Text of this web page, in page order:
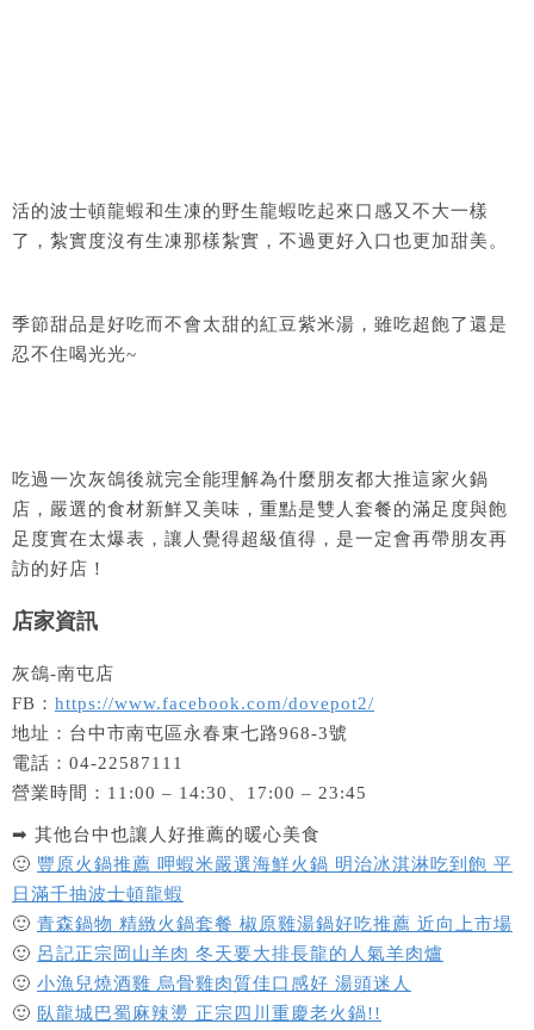
活的波士頓龍蝦和生凍的野生龍蝦吃起來口感又不大一樣
了，紮實度沒有生凍那樣紮實，不過更好入口也更加甜美。
季節甜品是好吃而不會太甜的紅豆紫米湯，雖吃超飽了還是
忍不住喝光光~
吃過一次灰鴿後就完全能理解為什麼朋友都大推這家火鍋
店，嚴選的食材新鮮又美味，重點是雙人套餐的滿足度與飽
足度實在太爆表，讓人覺得超級值得，是一定會再帶朋友再
訪的好店！
店家資訊
灰鴿-南屯店
FB： https://www.facebook.com/dovepot2/
地址：台中市南屯區永春東七路968-3號
電話：04-22587111
營業時間：11:00 – 14:30、17:00 – 23:45
➡ 其他台中也讓人好推薦的暖心美食
🙂 豐原火鍋推薦 呷蝦米嚴選海鮮火鍋 明治冰淇淋吃到飽 平
日滿千抽波士頓龍蝦
🙂 青森鍋物 精緻火鍋套餐 椒原雞湯鍋好吃推薦 近向上市場
🙂 呂記正宗岡山羊肉 冬天要大排長龍的人氣羊肉爐
🙂 小漁兒燒酒雞 烏骨雞肉質佳口感好 湯頭迷人
🙂 臥龍城巴蜀麻辣燙 正宗四川重慶老火鍋!!